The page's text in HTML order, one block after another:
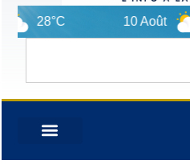
28°C 10 Août